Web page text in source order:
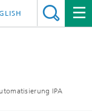
IPA